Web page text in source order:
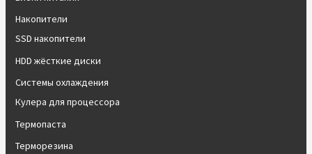
Накопители
SSD накопители
HDD жёсткие диски
Системы охлаждения
Кулера для процессора
Термопаста
Терморезина